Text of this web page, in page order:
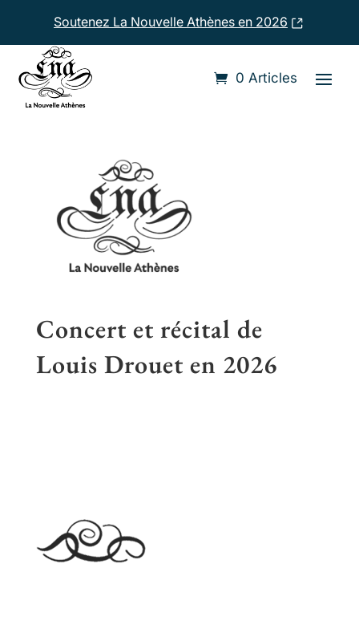
Soutenez La Nouvelle Athènes en 2026
0 Articles
Accueil
Concert et récital de
Louis Drouet en 2026